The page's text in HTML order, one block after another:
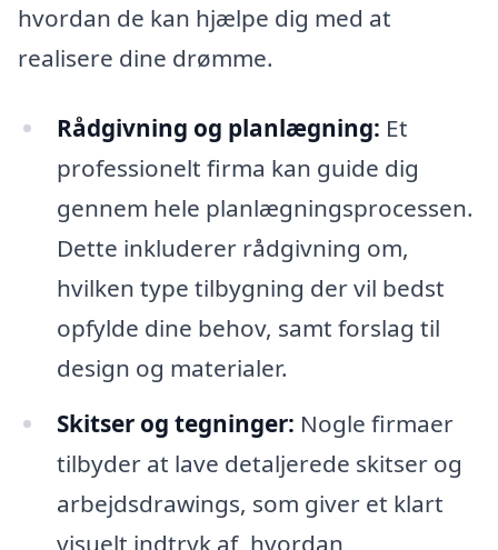
hvordan de kan hjælpe dig med at
realisere dine drømme.
Rådgivning og planlægning: Et
professionelt firma kan guide dig
gennem hele planlægningsprocessen.
Dette inkluderer rådgivning om,
hvilken type tilbygning der vil bedst
opfylde dine behov, samt forslag til
design og materialer.
Skitser og tegninger: Nogle firmaer
tilbyder at lave detaljerede skitser og
arbejdsdrawings, som giver et klart
visuelt indtryk af, hvordan